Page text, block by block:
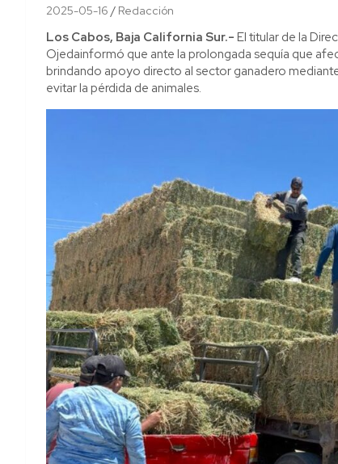
2025-05-16 Redacción
Los Cabos, Baja California Sur.- El titular de la
Ojedainformó que ante la prolongada sequía que
brindando apoyo directo al sector ganadero
evitar la pérdida de animales.